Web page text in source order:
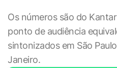
Os números são do
ponto de audiência
sintonizados em São
Janeiro.